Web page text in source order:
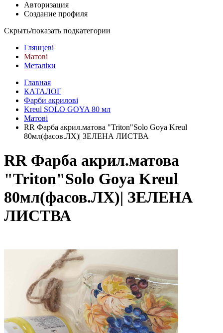
Авторизация
Создание профиля
Скрыть/показать подкатегории
Глянцеві
Матові
Металіки
Главная
КАТАЛОГ
Фарби акрилові
Kreul SOLO GOYA 80 мл
Матові
RR Фарба акрил.матова "Triton"Solo Goya Kreul
80мл(фасов.ЛХ)| ЗЕЛЕНА ЛИСТВА
RR Фарба акрил.матова
"Triton"Solo Goya Kreul
80мл(фасов.ЛХ)| ЗЕЛЕНА
ЛИСТВА